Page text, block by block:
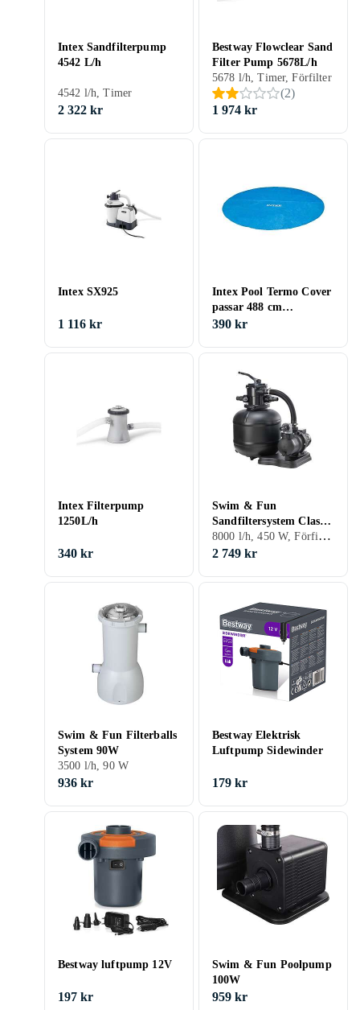
Intex Sandfilterpump
4542 L/h
4542 l/h, Timer
2 322 kr
Bestway Flowclear Sand
Filter Pump 5678L/h
5678 l/h, Timer, Förfilter
(2)
1 974 kr
Intex SX925
1 116 kr
Intex Pool Termo Cover
passar 488 cm
Accessories solskydd
390 kr
Intex Filterpump
1250L/h
340 kr
Swim & Fun
Sandfiltersystem Classic
400 450W
8000 l/h, 450 W, Förfilter, Manometer
2 749 kr
Swim & Fun Filterballs
System 90W
3500 l/h, 90 W
936 kr
Bestway Elektrisk
Luftpump Sidewinder
179 kr
Bestway luftpump 12V
197 kr
Swim & Fun Poolpump
100W
959 kr